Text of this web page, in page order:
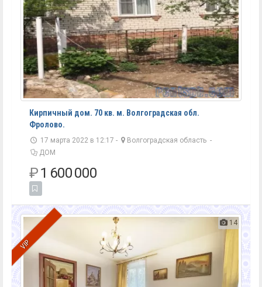
Кирпичный дом. 70 кв. м. Волгоградская обл.
Фролово.
17 марта 2022 в 12:17 - Волгоградская область -
ДОМ
₽1 600 000
VIP
14